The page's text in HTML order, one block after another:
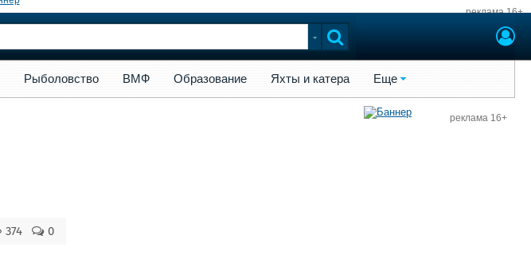
реклама 16+
Рыболовство ВМФ Образование Яхты и катера Еще
0
374
реклама 16+